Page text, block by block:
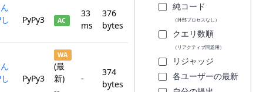
PyPy3 AC
33
ms
376
bytes
PyPy3
WA
(最
新)
-
374
bytes
純コード
（外部プロセスなし）
クエリ数順
（リアクティブ問題用）
リジャッジ
各ユーザーの最新